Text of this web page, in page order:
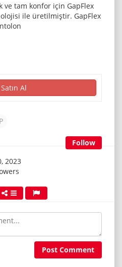
ve tam konfor için GapFlex
ile üretilmiştir. GapFlex
Al
Follow
2023
Post Comment